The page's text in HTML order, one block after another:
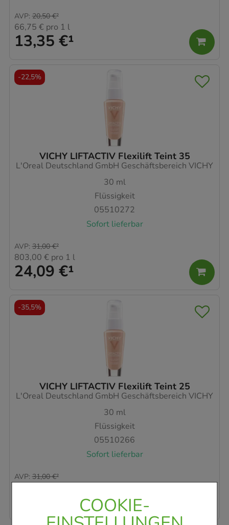
COOKIE-
13,35 €¹
AVP: 20,50 €²
66,75 € pro 1 l
VICHY LIFTACTIV Flexilift Teint 35
L'Oreal Deutschland GmbH Geschäftsbereich VICHY
30 ml
Flüssigkeit
05510272
Sofort lieferbar
24,09 €¹
AVP: 31,00 €²
803,00 € pro 1 l
-22,5%
VICHY LIFTACTIV Flexilift Teint 25
L'Oreal Deutschland GmbH Geschäftsbereich VICHY
30 ml
Flüssigkeit
05510266
Sofort lieferbar
AVP: 31,00 €²
-35,5%